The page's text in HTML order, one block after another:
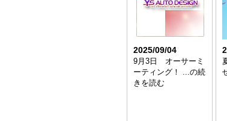
2025/09/04
9月3日 オーサーミ
ーティング！ ...の続
きを読む